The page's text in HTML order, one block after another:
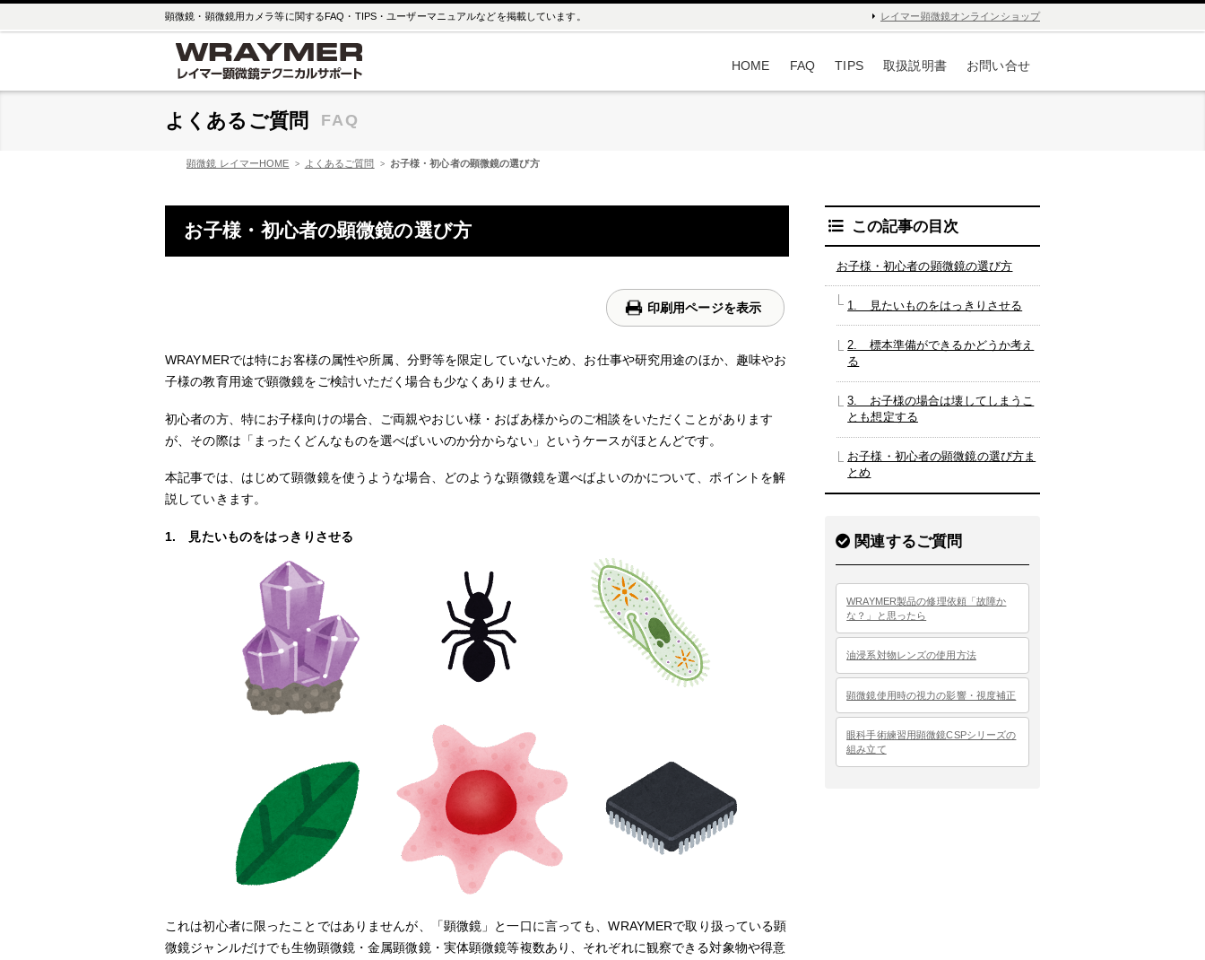
顕微鏡・顕微鏡用カメラ等に関するFAQ・TIPS・ユーザーマニュアルなどを掲載しています。 レイマー顕微鏡オンラインショップ
HOME FAQ TIPS 取扱説明書 お問い合せ
よくあるご質問 FAQ
顕微鏡 レイマーHOME よくあるご質問 お子様・初心者の顕微鏡の選び方
お子様・初心者の顕微鏡の選び方
印刷用ページを表示
WRAYMERでは特にお客様の属性や所属、分野等を限定していないため、お仕事や研究用途のほか、趣味やお
子様の教育用途で顕微鏡をご検討いただく場合も少なくありません。
初心者の方、特にお子様向けの場合、ご両親やおじい様・おばあ様からのご相談をいただくことがあります
が、その際は「まったくどんなものを選べばいいのか分からない」というケースがほとんどです。
本記事では、はじめて顕微鏡を使うような場合、どのような顕微鏡を選べばよいのかについて、ポイントを解
説していきます。
1. 見たいものをはっきりさせる
これは初心者に限ったことではありませんが、「顕微鏡」と一口に言っても、WRAYMERで取り扱っている顕
微鏡ジャンルだけでも生物顕微鏡・金属顕微鏡・実体顕微鏡等複数あり、それぞれに観察できる対象物や得意
この記事の目次
お子様・初心者の顕微鏡の選び方
1. 見たいものをはっきりさせる
2. 標本準備ができるかどうか考え
る
3. お子様の場合は壊してしまうこ
とも想定する
お子様・初心者の顕微鏡の選び方ま
とめ
関連するご質問
WRAYMER製品の修理依頼「故障か
な？」と思ったら
油浸系対物レンズの使用方法
顕微鏡使用時の視力の影響・視度補正
眼科手術練習用顕微鏡CSPシリーズの
組み立て